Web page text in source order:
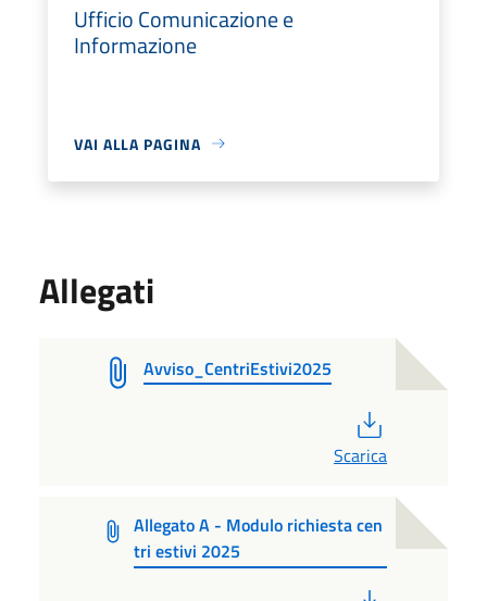
Ufficio Comunicazione e
Informazione
VAI ALLA PAGINA
Allegati
Avviso_CentriEstivi2025
Scarica
Allegato A - Modulo richiesta cen
tri estivi 2025